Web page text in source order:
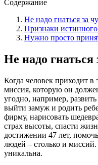
Содержание
Не надо гнаться за
Признаки
Нужно просто
Не надо гнаться
Когда человек приходит в
миссия, которую он
угодно, например,
выйти замуж и родить
фирму, нарисовать
страх высоты, спасти
достижении 47 лет,
людей – столько и
уникальна.